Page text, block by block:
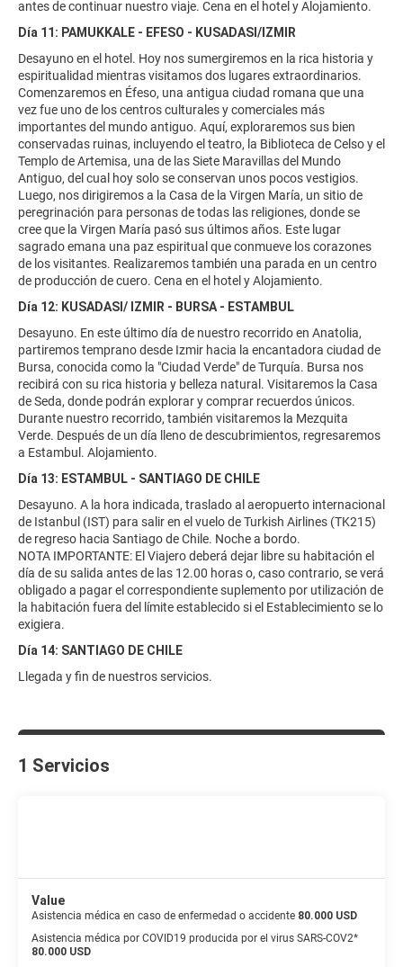
antes de continuar nuestro viaje. Cena en el hotel y Alojamiento.
Día 11: PAMUKKALE - EFESO - KUSADASI/IZMIR
Desayuno en el hotel. Hoy nos sumergiremos en la rica historia y
espiritualidad mientras visitamos dos lugares extraordinarios.
Comenzaremos en Éfeso, una antigua ciudad romana que una
vez fue uno de los centros culturales y comerciales más
importantes del mundo antiguo. Aquí, exploraremos sus bien
conservadas ruinas, incluyendo el teatro, la Biblioteca de Celso y el
Templo de Artemisa, una de las Siete Maravillas del Mundo
Antiguo, del cual hoy solo se conservan unos pocos vestigios.
Luego, nos dirigiremos a la Casa de la Virgen María, un sitio de
peregrinación para personas de todas las religiones, donde se
cree que la Virgen María pasó sus últimos años. Este lugar
sagrado emana una paz espiritual que conmueve los corazones
de los visitantes. Realizaremos también una parada en un centro
de producción de cuero. Cena en el hotel y Alojamiento.
Día 12: KUSADASI/ IZMIR - BURSA - ESTAMBUL
Desayuno. En este último día de nuestro recorrido en Anatolia,
partiremos temprano desde Izmir hacia la encantadora ciudad de
Bursa, conocida como la "Ciudad Verde" de Turquía. Bursa nos
recibirá con su rica historia y belleza natural. Visitaremos la Casa
de Seda, donde podrán explorar y comprar recuerdos únicos.
Durante nuestro recorrido, también visitaremos la Mezquita
Verde. Después de un día lleno de descubrimientos, regresaremos
a Estambul. Alojamiento.
Día 13: ESTAMBUL - SANTIAGO DE CHILE
Desayuno. A la hora indicada, traslado al aeropuerto internacional
de Istanbul (IST) para salir en el vuelo de Turkish Airlines (TK215)
de regreso hacia Santiago de Chile. Noche a bordo.
NOTA IMPORTANTE: El Viajero deberá dejar libre su habitación el
día de su salida antes de las 12.00 horas o, caso contrario, se verá
obligado a pagar el correspondiente suplemento por utilización de
la habitación fuera del límite establecido si el Establecimiento se lo
exigiera.
Día 14: SANTIAGO DE CHILE
Llegada y fin de nuestros servicios.
1 Servicios
Value
Asistencia médica en caso de enfermedad o accidente 80.000 USD
Asistencia médica por COVID19 producida por el virus SARS-COV2*
80.000 USD